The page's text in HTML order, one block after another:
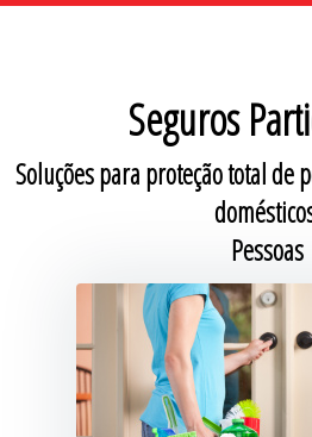
Seguros
Soluções para proteção total de
Pessoas